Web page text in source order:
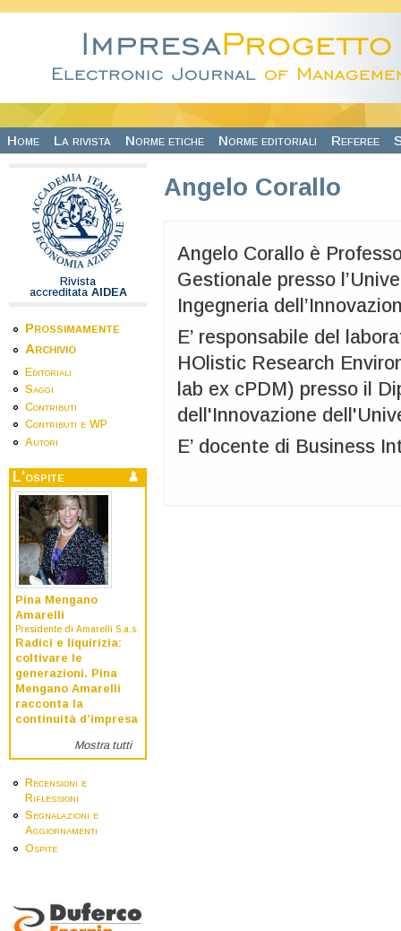
Home La rivista Norme etiche Norme editoriali Referee
Rivista
accreditata AIDEA
Prossimamente
Archivio
Editoriali
Saggi
Contributi
Contributi e WP
Autori
L'ospite
Pina Mengano
Amarelli
Presidente di Amarelli S.a.s.
Radici e liquirizia:
coltivare le
generazioni. Pina
Mengano Amarelli
racconta la
continuità d’impresa
Mostra tutti
Recensioni e
Riflessioni
Segnalazioni e
Aggiornamenti
Ospite
Angelo Corallo
Angelo Corallo è
Gestionale presso
Ingegneria
E’ responsabile del
HOlistic Research
lab ex cPDM) presso il
dell'Innovazione
E’ docente di Business